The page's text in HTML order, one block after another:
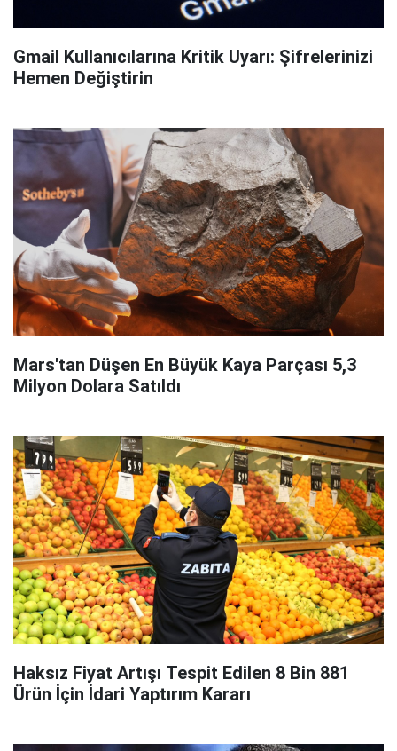
Gmail Kullanıcılarına Kritik Uyarı: Şifrelerinizi
Hemen Değiştirin
Mars'tan Düşen En Büyük Kaya Parçası 5,3
Milyon Dolara Satıldı
Haksız Fiyat Artışı Tespit Edilen 8 Bin 881
Ürün İçin İdari Yaptırım Kararı